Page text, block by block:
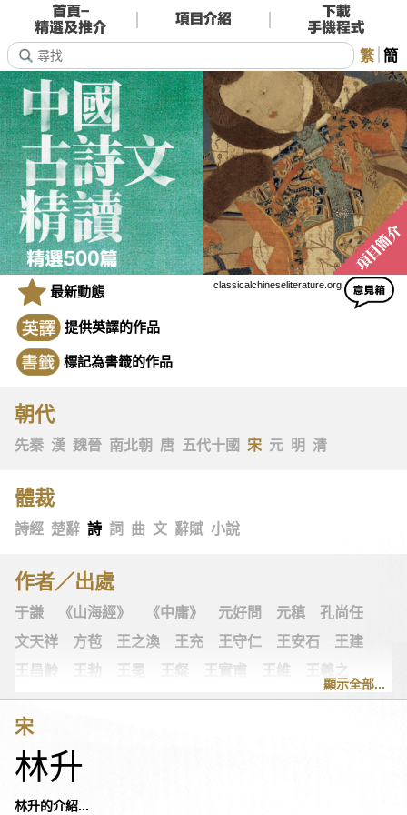
繁 簡
classicalchineseliterature.org
最新動態
提供英譯的作品
標記為書籤的作品
朝代
先秦 漢 魏晉 南北朝 唐 五代十國 宋 元 明 清
體裁
詩經 楚辭 詩 詞 曲 文 辭賦 小說
作者／出處
于謙 《山海經》 《中庸》 元好問 元稹
孔尚任
文天祥
方苞 王之渙 王充 王守仁 王安石
王建
王昌齡
王勃 王冕 王粲 王實甫 王維
王羲之
王翰
王觀 王讜 古詩十九首 古歌謠
史可法
司空圖
《左傳》
朱敦儒
朱慶餘
顯示全部...
宋
林升
林升的介紹...